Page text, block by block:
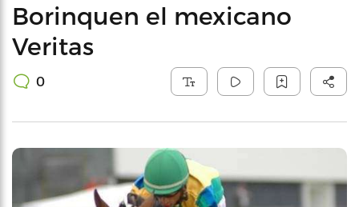
Borinquen el mexicano
Veritas
0